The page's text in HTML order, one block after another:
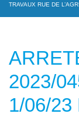
TRAVAUX RUE DE
2023/
1/06/23